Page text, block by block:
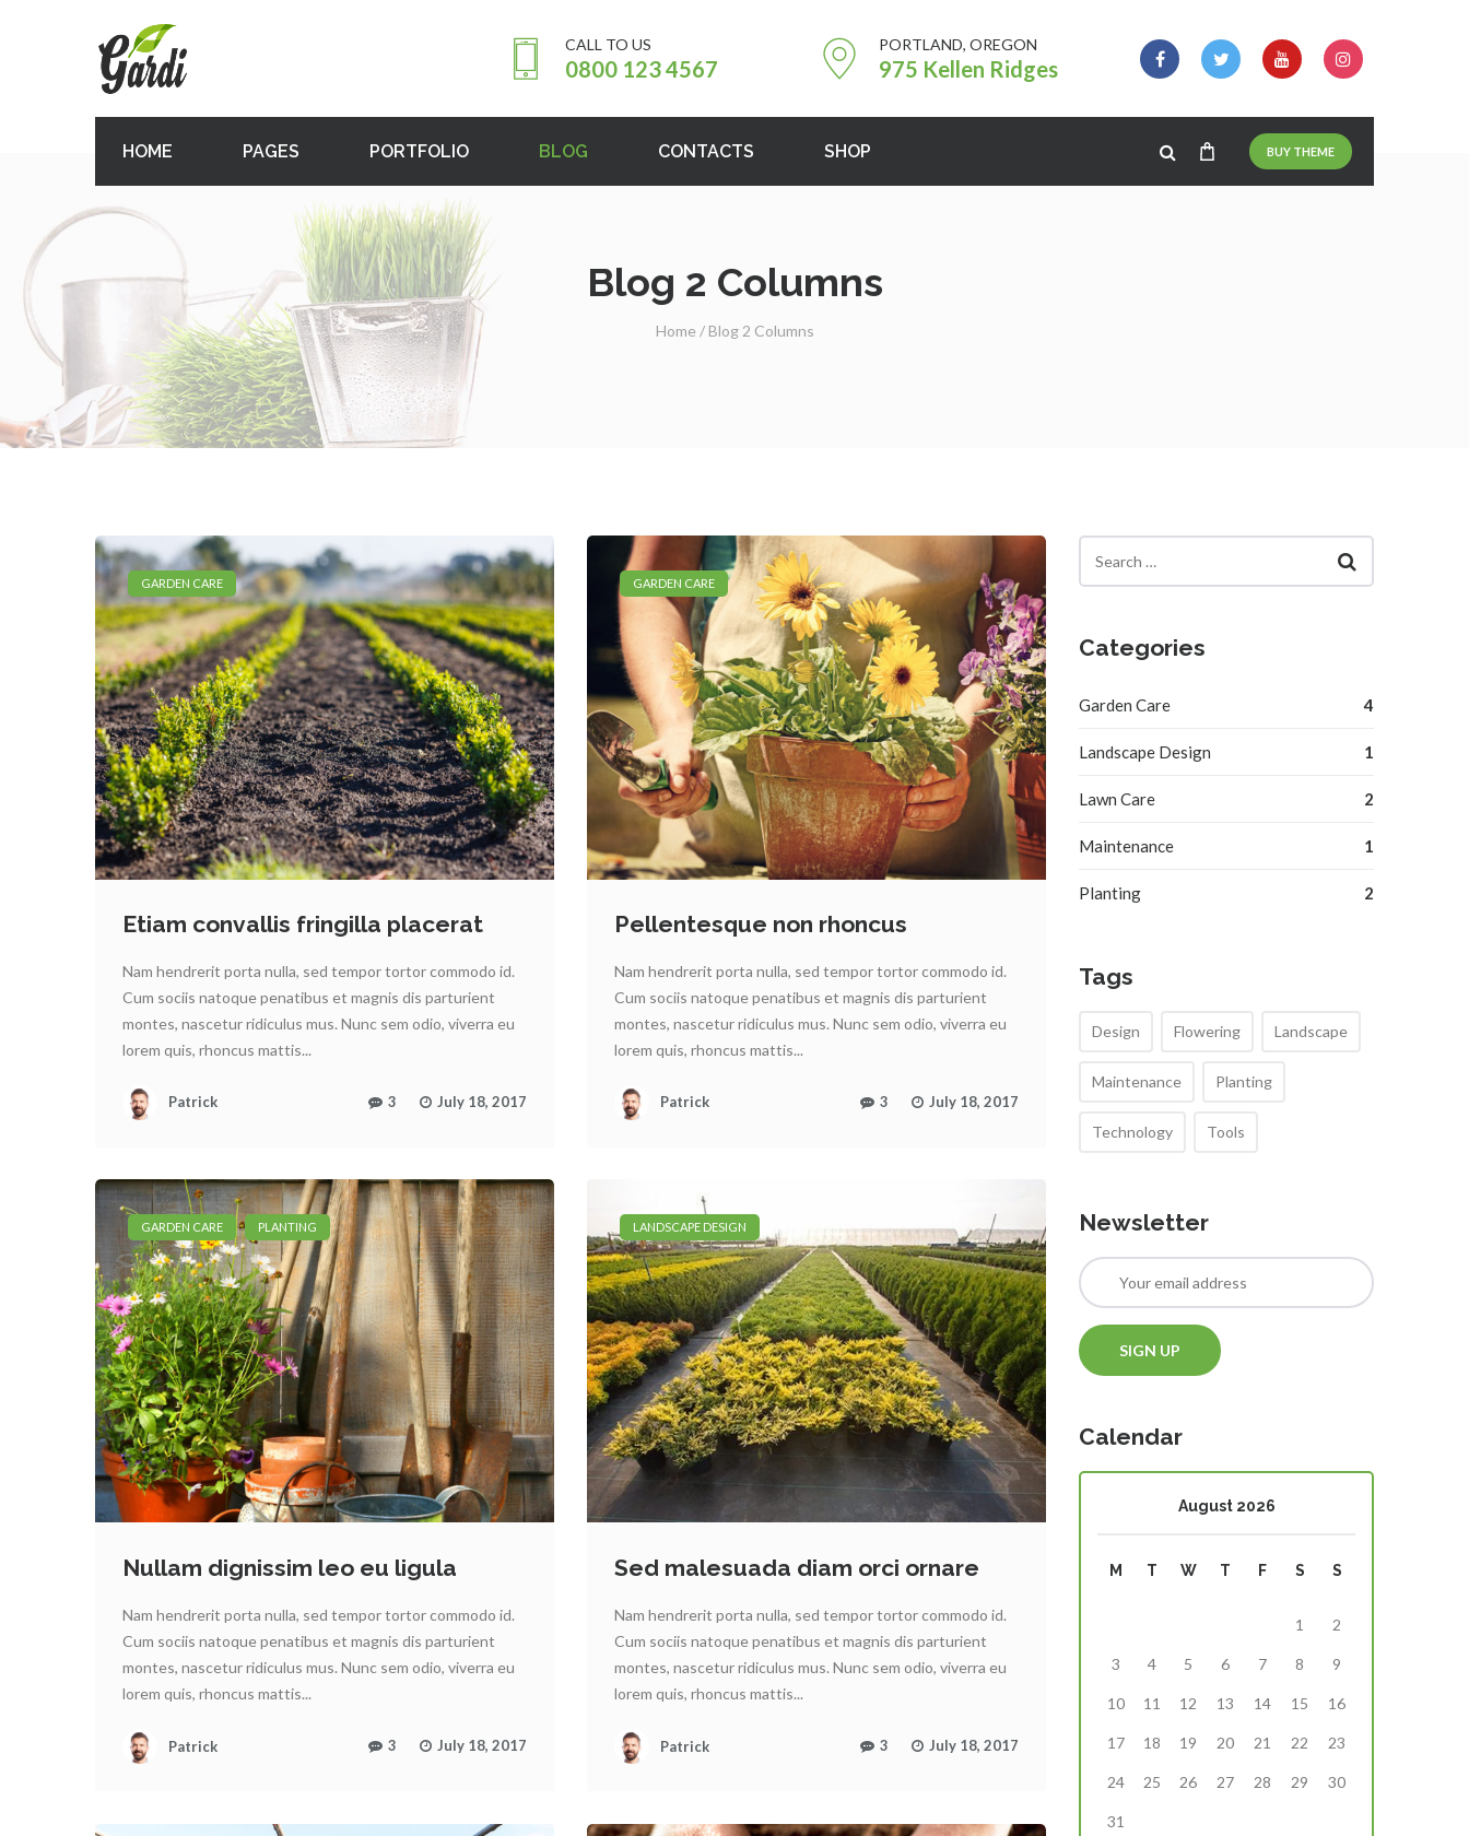
CALL TO US
0800 123 4567
PORTLAND, OREGON
975 Kellen Ridges
HOME PAGES PORTFOLIO BLOG CONTACTS SHOP BUY THEME
Blog 2 Columns
Home / Blog 2 Columns
GARDEN CARE
Etiam convallis fringilla placerat
Nam hendrerit porta nulla, sed tempor tortor commodo id.
Cum sociis natoque penatibus et magnis dis parturient
montes, nascetur ridiculus mus. Nunc sem odio, viverra eu
lorem quis, rhoncus mattis...
Patrick 3 July 18, 2017
GARDEN CARE
Pellentesque non rhoncus
Nam hendrerit porta nulla, sed tempor tortor commodo id.
Cum sociis natoque penatibus et magnis dis parturient
montes, nascetur ridiculus mus. Nunc sem odio, viverra eu
lorem quis, rhoncus mattis...
Patrick 3 July 18, 2017
GARDEN CARE PLANTING
Nullam dignissim leo eu ligula
Nam hendrerit porta nulla, sed tempor tortor commodo id.
Cum sociis natoque penatibus et magnis dis parturient
montes, nascetur ridiculus mus. Nunc sem odio, viverra eu
lorem quis, rhoncus mattis...
Patrick 3 July 18, 2017
LANDSCAPE DESIGN
Sed malesuada diam orci ornare
Nam hendrerit porta nulla, sed tempor tortor commodo id.
Cum sociis natoque penatibus et magnis dis parturient
montes, nascetur ridiculus mus. Nunc sem odio, viverra eu
lorem quis, rhoncus mattis...
Patrick 3 July 18, 2017
Categories
Garden Care 4
Landscape Design 1
Lawn Care 2
Maintenance 1
Planting 2
Tags
Design Flowering Landscape
Maintenance Planting
Technology Tools
Newsletter
Calendar
August 2026
M T W T F S S
1 2
3 4 5 6 7 8 9
10 11 12 13 14 15 16
17 18 19 20 21 22 23
24 25 26 27 28 29 30
31